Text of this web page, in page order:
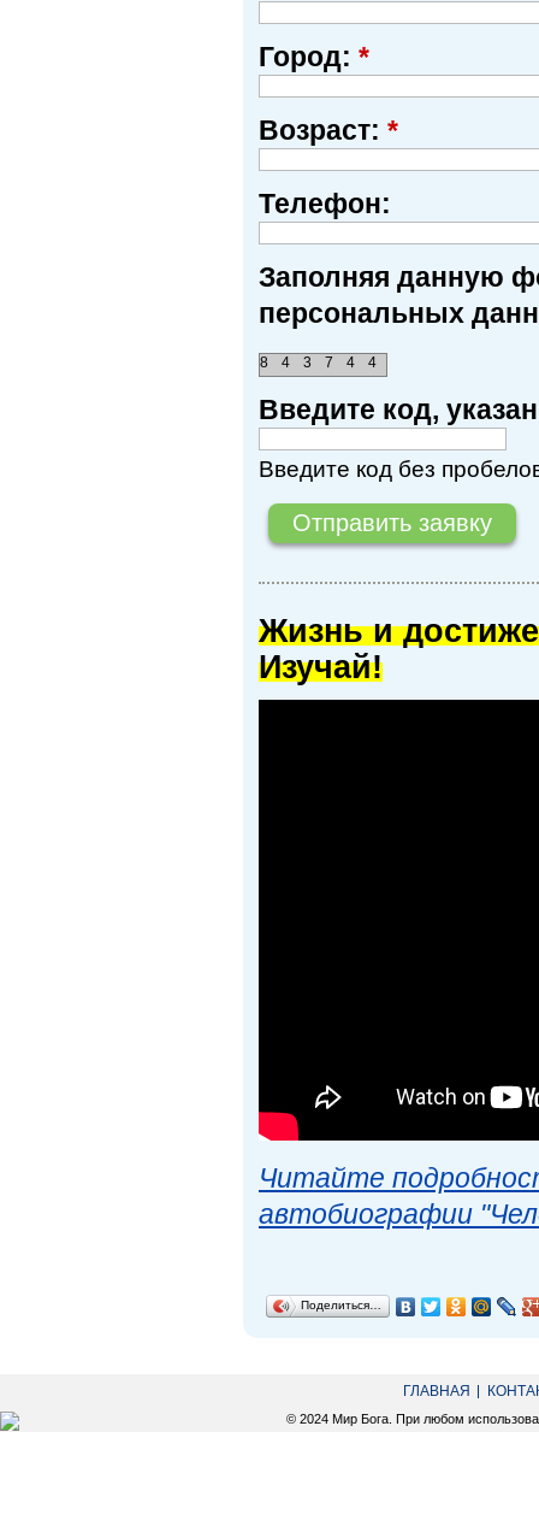
Город: *
Возраст: *
Телефон:
Заполняя данную
персональных
4
4
7
3
4
8
Введите код,
Введите код без
Жизнь и
Изучай!
Читайте
автобиографии
Поделиться…
ГЛАВНАЯ
© 2024 Мир Бога. При любом